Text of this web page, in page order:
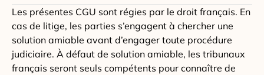
Les présentes CGU sont régies par le droit français. En
cas de litige, les parties s’engagent à chercher une
solution amiable avant d’engager toute procédure
judiciaire. À défaut de solution amiable, les tribunaux
français seront seuls compétents pour connaître de